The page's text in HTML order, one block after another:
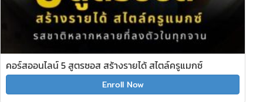
คอร์สออนไลน์ 5 สูตรซอส สร้างรายได้ สไตล์ครูแมกซ์
Enroll Now